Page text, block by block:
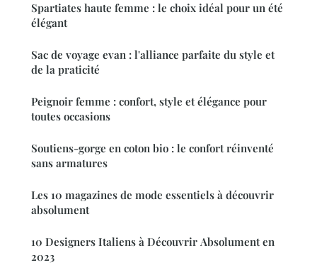
Spartiates haute femme : le choix idéal pour un été
élégant
Sac de voyage evan : l'alliance parfaite du style et
de la praticité
Peignoir femme : confort, style et élégance pour
toutes occasions
Soutiens-gorge en coton bio : le confort réinventé
sans armatures
Les 10 magazines de mode essentiels à découvrir
absolument
10 Designers Italiens à Découvrir Absolument en
2023